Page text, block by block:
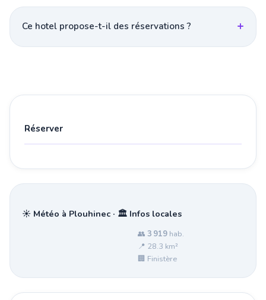
Ce hotel propose-t-il des réservations ?
Réserver
☀️ Météo à Plouhinec · 🏛️ Infos locales
👥 3 919 hab.
📍 28.3 km²
🏢 Finistère